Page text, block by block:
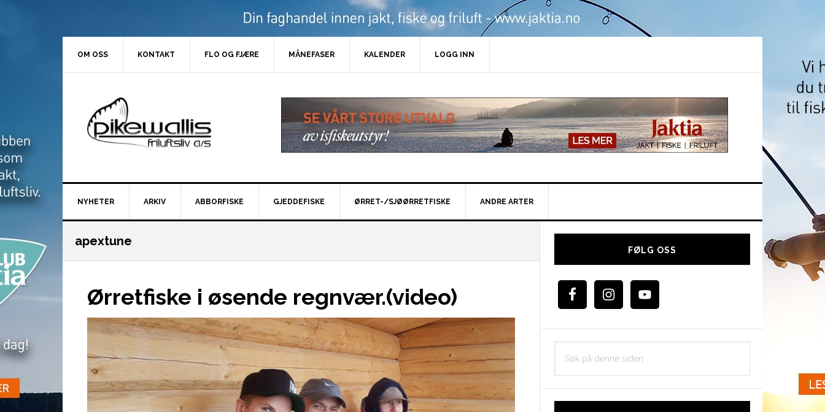
OM OSS KONTAKT FLO OG FJÆRE MÅNEFASER KALENDER LOGG INN
NYHETER ARKIV ABBORFISKE GJEDDEFISKE ØRRET-/SJØØRRETFISKE ANDRE ARTER
apextune
Ørretfiske i øsende regnvær.(video)
Hoved
FØLG OSS